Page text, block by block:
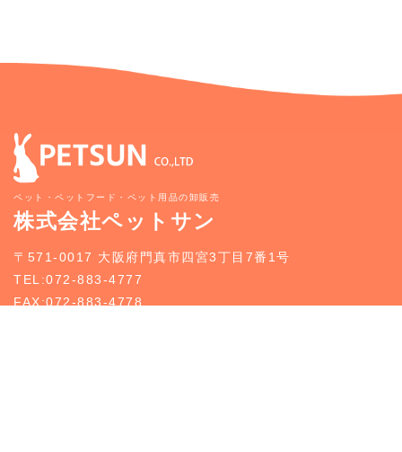
ペット・ペットフード・ペット用品の卸販売
株式会社ペットサン
〒571-0017 大阪府門真市四宮3丁目7番1号
TEL:072-883-4777
FAX:072-883-4778